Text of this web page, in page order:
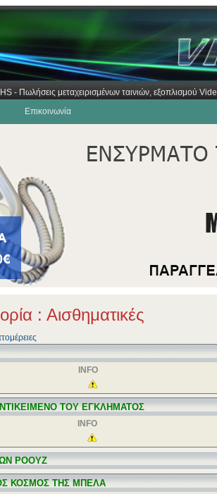
- Πωλήσεις μεταχειρισμένων ταινιών,
Επικοινωνία
: Αισθηματικές
INFO
ΤΟΥ ΕΓΚΛΗΜΑΤΟΣ
INFO
ΡΟΟΥΖ
ΚΟΣΜΟΣ ΤΗΣ ΜΠΕΛΑ